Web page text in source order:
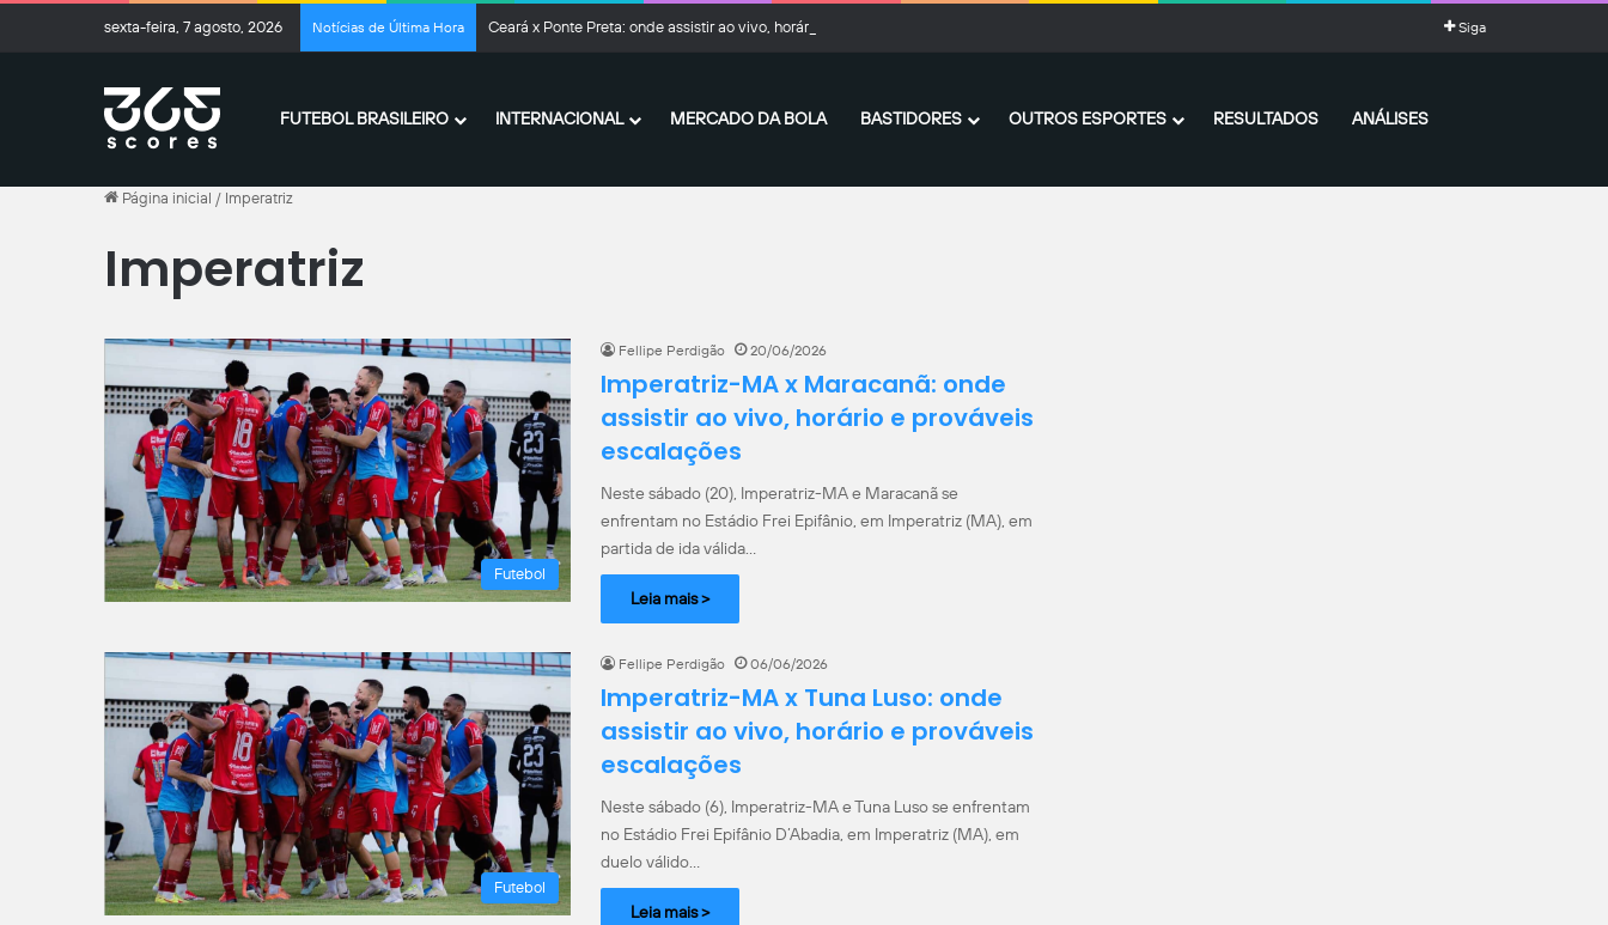
sexta-feira, 7 agosto, 2026 Notícias de Última Hora Ceará x Ponte Preta: onde assistir ao vivo, horário e prováveis escalações Siga
FUTEBOL BRASILEIRO INTERNACIONAL MERCADO DA BOLA BASTIDORES OUTROS ESPORTES RESULTADOS ANÁLISES
Página inicial / Imperatriz
Imperatriz
Futebol
Fellipe Perdigão 20/06/2026
Imperatriz-MA x Maracanã: onde
assistir ao vivo, horário e prováveis
escalações
Neste sábado (20), Imperatriz-MA e Maracanã se
enfrentam no Estádio Frei Epifânio, em Imperatriz (MA), em
partida de ida válida…
Leia mais >
Futebol
Fellipe Perdigão 06/06/2026
Imperatriz-MA x Tuna Luso: onde
assistir ao vivo, horário e prováveis
escalações
Neste sábado (6), Imperatriz-MA e Tuna Luso se enfrentam
no Estádio Frei Epifânio D’Abadia, em Imperatriz (MA), em
duelo válido…
Leia mais >